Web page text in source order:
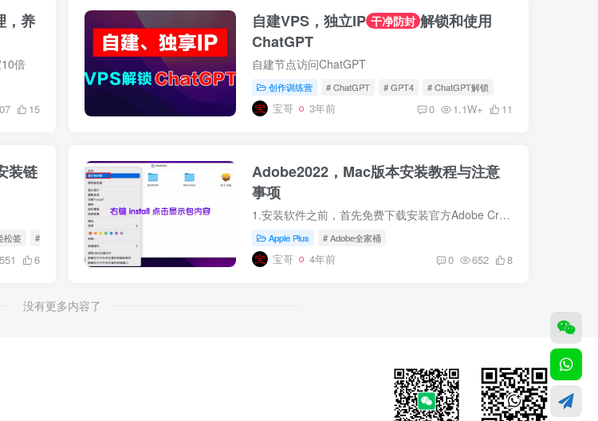
，养
倍
15
自建VPS，独立IP 干净防封 解锁和使用
ChatGPT
自建节点访问ChatGPT
创作训练营 # ChatGPT # GPT4 # ChatGPT解锁
宝哥 3年前 0 1.1W+ 11
装链
松签 # 全能签 # 轻松签证书
6
Adobe2022，Mac版本安装教程与注意
事项
1.安装软件之前，首先免费下载安装官方Adobe Creative Cloud2022是必须安装的，不然的话软件安不了【这一步至关重要】Adobe Creative Cloud下载地址：https://creativecloud.adobe.com/apps/dow...
Apple Plus # Adobe全家桶
宝哥 4年前 0 652 8
没有更多内容了